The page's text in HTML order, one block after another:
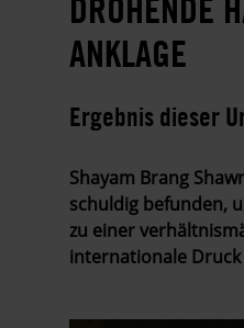
DROHENDE
ANKLAGE
Ergebnis dieser
Shayam Brang
schuldig befunden,
zu einer
internationale